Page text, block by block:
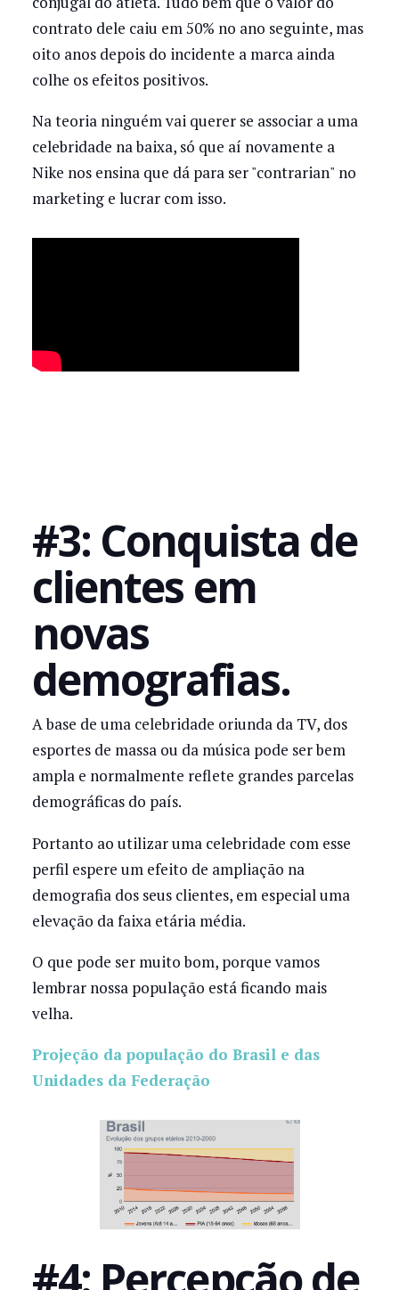
contrato dele caiu em 50% no ano seguinte, mas
oito anos depois do incidente a marca ainda
colhe os efeitos positivos.
Na teoria ninguém vai querer se associar a uma
celebridade na baixa, só que aí novamente a
Nike nos ensina que dá para ser "contrarian" no
marketing e lucrar com isso.
#3: Conquista de
clientes em
novas
demografias.
A base de uma celebridade oriunda da TV, dos
esportes de massa ou da música pode ser bem
ampla e normalmente reflete grandes parcelas
demográficas do país.
Portanto ao utilizar uma celebridade com esse
perfil espere um efeito de ampliação na
demografia dos seus clientes, em especial uma
elevação da faixa etária média.
O que pode ser muito bom, porque vamos
lembrar nossa população está ficando mais
velha.
Projeção da população do Brasil e das
Unidades da Federação